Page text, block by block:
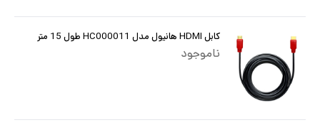
کابل HDMI هانیول مدل HC000011 طول 15 متر
ناموجود